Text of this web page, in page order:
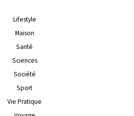
Lifestyle
Maison
Santé
Sciences
Société
Sport
Vie Pratique